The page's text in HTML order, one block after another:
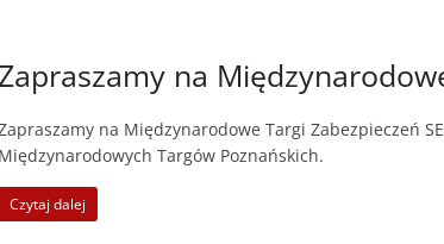
na
na Międzynarodowe Targi Zabezpieczeń
Targów Poznańskich.
Czytaj dalej